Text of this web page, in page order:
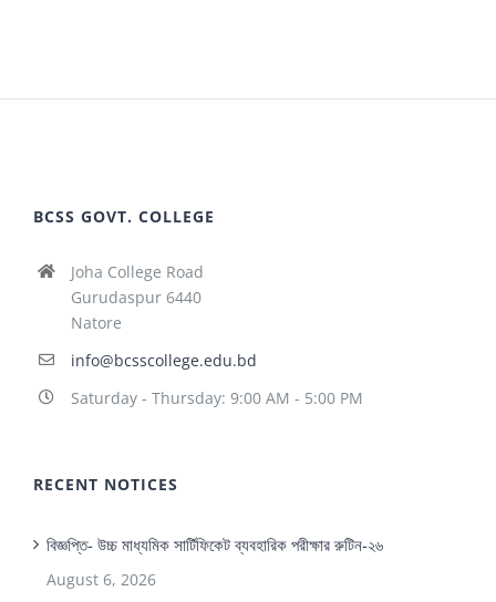
BCSS GOVT. COLLEGE
Joha College Road
Gurudaspur 6440
Natore
info@bcsscollege.edu.bd
Saturday - Thursday: 9:00 AM - 5:00 PM
RECENT NOTICES
বিজ্ঞপ্তি- উচ্চ মাধ্যমিক সার্টিফিকেট ব্যবহারিক পরীক্ষার রুটিন-২৬
August 6, 2026